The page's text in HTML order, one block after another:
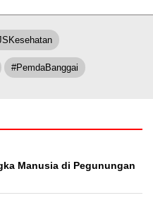
#PemdaBanggai
Manusia di Pegunungan